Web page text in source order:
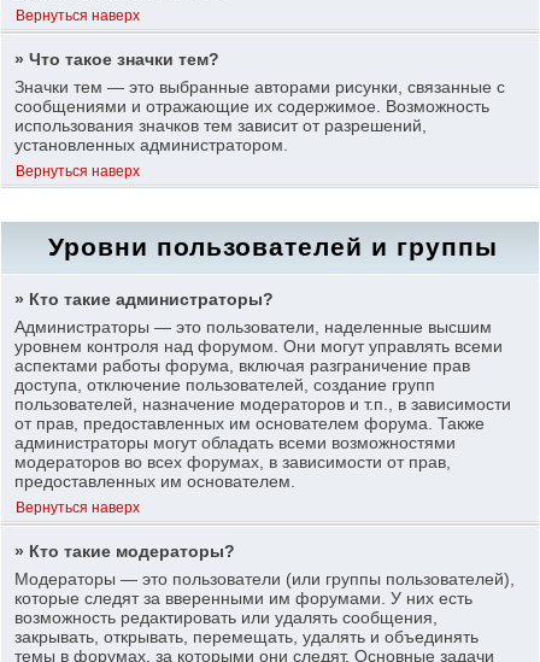
Вернуться наверх
» Что такое значки тем?
Значки тем — это выбранные авторами рисунки, связанные с
сообщениями и отражающие их содержимое. Возможность
использования значков тем зависит от разрешений,
установленных администратором.
Вернуться наверх
Уровни пользователей и группы
» Кто такие администраторы?
Администраторы — это пользователи, наделенные высшим
уровнем контроля над форумом. Они могут управлять всеми
аспектами работы форума, включая разграничение прав
доступа, отключение пользователей, создание групп
пользователей, назначение модераторов и т.п., в зависимости
от прав, предоставленных им основателем форума. Также
администраторы могут обладать всеми возможностями
модераторов во всех форумах, в зависимости от прав,
предоставленных им основателем.
Вернуться наверх
» Кто такие модераторы?
Модераторы — это пользователи (или группы пользователей),
которые следят за вверенными им форумами. У них есть
возможность редактировать или удалять сообщения,
закрывать, открывать, перемещать, удалять и объединять
темы в форумах, за которыми они следят. Основные задачи